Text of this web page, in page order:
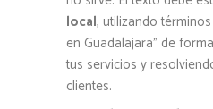
local, utilizando
en Guadalajara” de
tus servicios y
clientes.